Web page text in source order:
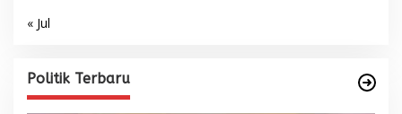
« Jul
Politik Terbaru